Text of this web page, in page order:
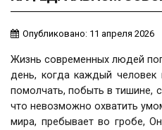
Опубликовано: 11 апреля 2026
Жизнь современных людей
день, когда каждый человек
помолчать, побыть в тишине,
что невозможно охватить
мира, пребывает во гробе,